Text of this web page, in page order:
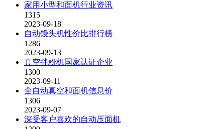
家用小型和面机行业资讯
1315
2023-09-18
自动馒头机性价比排行榜
1286
2023-09-13
真空拌粉机国家认证企业
1300
2023-09-11
全自动真空和面机信息价
1306
2023-09-07
深受客户喜欢的自动压面机